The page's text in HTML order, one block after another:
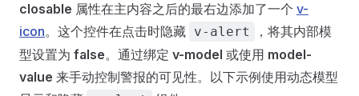
closable 属性在主内容之后的最右边添加了一个 v-
icon。这个控件在点击时隐藏 v-alert
，将其内部模
型设置为 false。通过绑定 v-model 或使用 model-
value 来手动控制警报的可见性。以下示例使用动态模型